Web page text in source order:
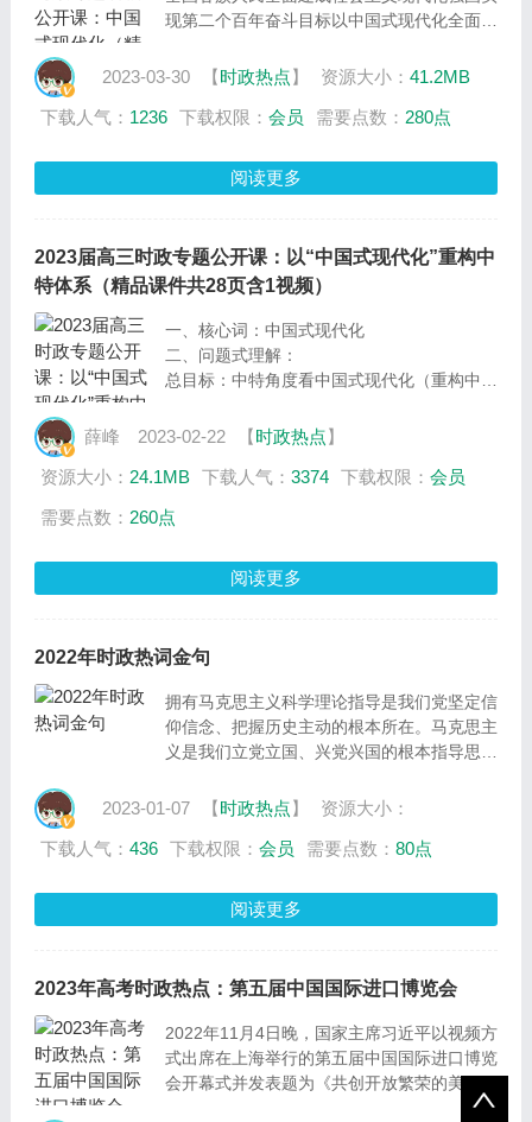
现第二个百年奋斗目标以中国式现代化全面推
2023-03-30 【时政热点】 资源大小： 41.2MB
下载人气： 1236 下载权限： 会员 需要点数： 280点
阅读更多
2023届高三时政专题公开课：以“中国式现代化”重构中
特体系（精品课件共28页含1视频）
一、核心词：中国式现代化
二、问题式理解：
总目标：中特角度看中国式现代化（重构中特
1、中国式现代化是什么？
2、为什么要坚持中国式现代化
（1）对中国和世界的意义 （2）理论和实践
意义
（1）一些时政化的表述
薛峰 2023-02-22 【时政热点】
资源大小： 24.1MB 下载人气： 3374 下载权限： 会员
需要点数： 260点
阅读更多
2022年时政热词金句
拥有马克思主义科学理论指导是我们党坚定信
仰信念、把握历史主动的根本所在。马克思主
义是我们立党立国、兴党兴国的根本指导思
章，是当代中国共产党人的庄严历史责任。
2023-01-07 【时政热点】
资源大小：
下载人气： 436 下载权限： 会员 需要点数： 80点
阅读更多
2023年高考时政热点：第五届中国国际进口博览会
2022年11月4日晚，国家主席习近平以视频方
式出席在上海举行的第五届中国国际进口博览
会开幕式并发表题为《共创开放繁荣的美好未
来》的致辞。11月5日至10日，博览会在国家